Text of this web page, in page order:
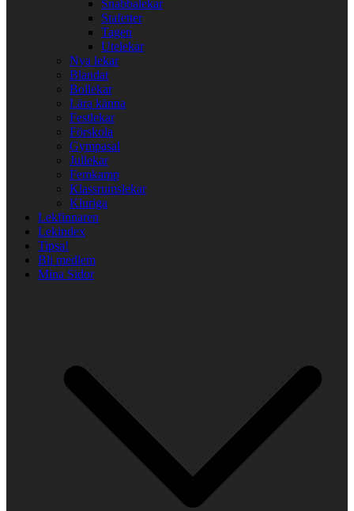
Snabbalekar
Stafetter
Tagen
Utelekar
Nya lekar
Blandat
Bollekar
Lära känna
Festlekar
Förskola
Gympasal
Jullekar
Femkamp
Klassrumslekar
Kluriga
Lekfinnaren
Lekindex
Tipsa!
Bli medlem
Mina Sidor